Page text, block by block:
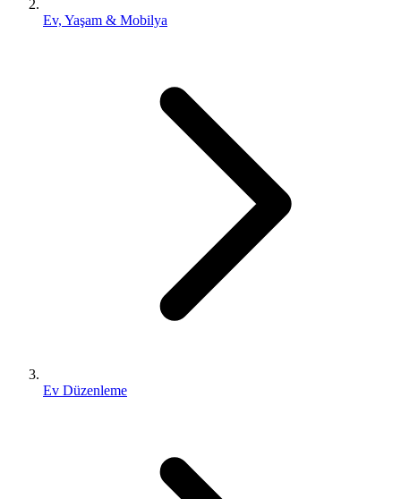
Ev, Yaşam & Mobilya
Ev Düzenleme